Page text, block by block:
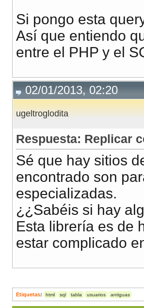
Si pongo esta
Así que entiendo
entre el PHP y el
02/01/2013, 02:20
ugeltroglodita
Respuesta: Replicar
Sé que hay sitios
encontrado son
especializadas.
¿¿Sabéis si hay
Esta librería es de
estar complicado
Etiquetas: html sql tabla usuarios antiguas